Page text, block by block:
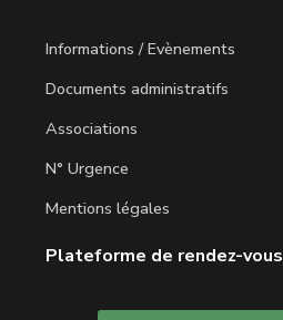
Informations / Evènements
Documents administratifs
Associations
N° Urgence
Mentions légales
Plateforme de rendez-vous